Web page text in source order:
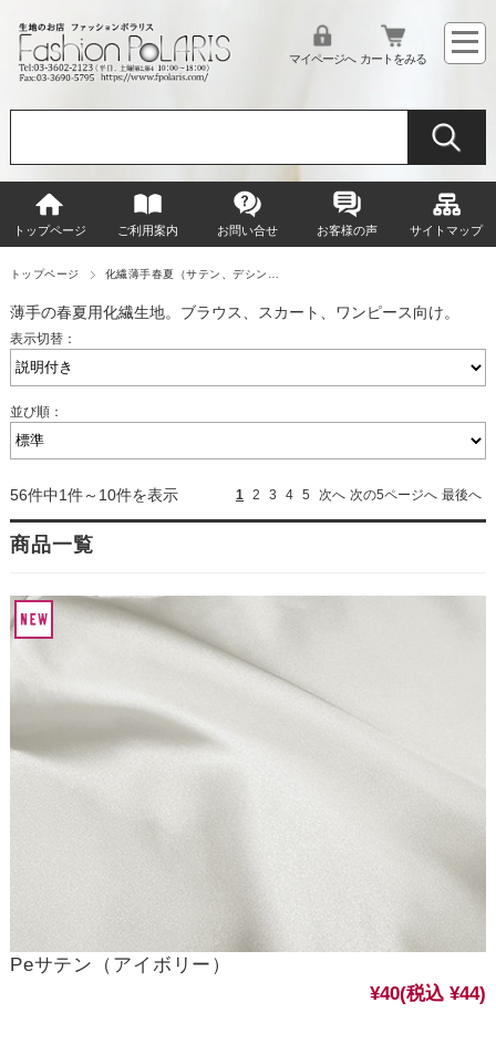
マイページへ カートをみる
トップページ ご利用案内 お問い合せ お客様の声 サイトマップ
トップページ 化繊薄手春夏（サテン、デシン…
薄手の春夏用化繊生地。ブラウス、スカート、ワンピース向け。
表示切替：
並び順：
56件中1件～10件を表示 1 2 3 4 5 次へ 次の5ページへ 最後へ
商品一覧
Peサテン（アイボリー）
¥40(税込 ¥44)